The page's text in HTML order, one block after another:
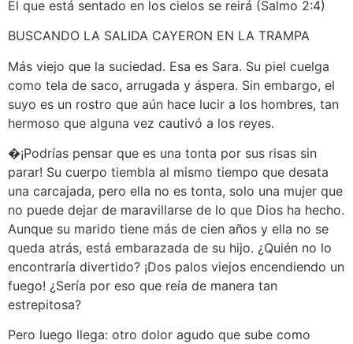
El que está sentado en los cielos se reirá (Salmo 2:4)
BUSCANDO LA SALIDA CAYERON EN LA TRAMPA
Más viejo que la suciedad. Esa es Sara. Su piel cuelga
como tela de saco, arrugada y áspera. Sin embargo, el
suyo es un rostro que aún hace lucir a los hombres, tan
hermoso que alguna vez cautivó a los reyes.
�¡Podrías pensar que es una tonta por sus risas sin
parar! Su cuerpo tiembla al mismo tiempo que desata
una carcajada, pero ella no es tonta, solo una mujer que
no puede dejar de maravillarse de lo que Dios ha hecho.
Aunque su marido tiene más de cien años y ella no se
queda atrás, está embarazada de su hijo. ¿Quién no lo
encontraría divertido? ¡Dos palos viejos encendiendo un
fuego! ¿Sería por eso que reía de manera tan
estrepitosa?
Pero luego llega: otro dolor agudo que sube como